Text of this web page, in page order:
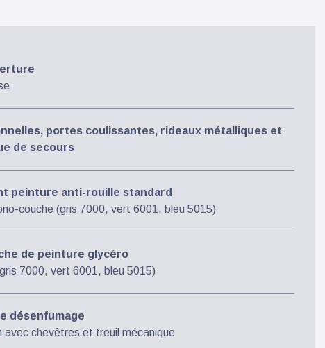
portes coulissantes, rideaux métalliques et
de secours
peinture anti-rouille standard
couche (gris 7000, vert 6001, bleu 5015)
de peinture glycéro
7000, vert 6001, bleu 5015)
désenfumage
avec chevêtres et treuil mécanique